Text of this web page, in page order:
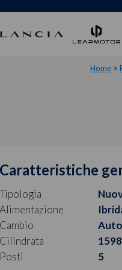
Home >
Caratteristiche
Tipologia
Alimentazione
Cambio
Cilindrata
Posti
5